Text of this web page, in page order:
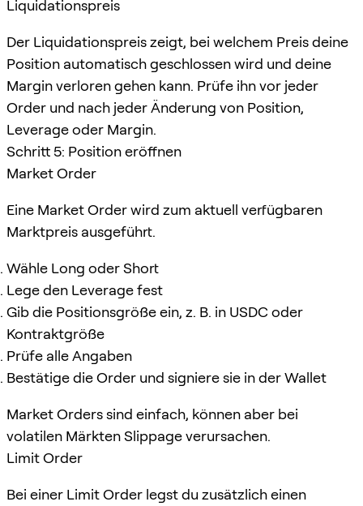
Liquidationspreis
Der Liquidationspreis zeigt, bei welchem Preis deine
Position automatisch geschlossen wird und deine
Margin verloren gehen kann. Prüfe ihn vor jeder
Order und nach jeder Änderung von Position,
Leverage oder Margin.
Schritt 5: Position eröffnen
Market Order
Eine Market Order wird zum aktuell verfügbaren
Marktpreis ausgeführt.
Wähle Long oder Short
Lege den Leverage fest
Gib die Positionsgröße ein, z. B. in USDC oder
Kontraktgröße
Prüfe alle Angaben
Bestätige die Order und signiere sie in der Wallet
Market Orders sind einfach, können aber bei
volatilen Märkten Slippage verursachen.
Limit Order
Bei einer Limit Order legst du zusätzlich einen